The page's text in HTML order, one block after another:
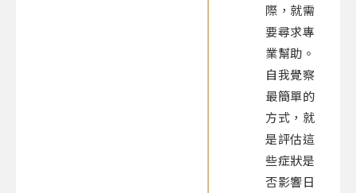
際，就需
要尋求專
業幫助。
自我覺察
最簡單的
方式，就
是評估這
些症狀是
否影響日